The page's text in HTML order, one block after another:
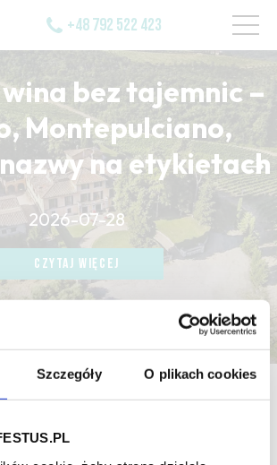
Szczegóły O plikach cookies
+48 792 522 423
bez tajemnic –
Montepulciano,
na etykietach
2026-07-28
CZYTAJ WIĘCEJ
CZYTAJ WIĘCEJ
CZYTAJ WIĘCEJ
wpisów tagu: mint